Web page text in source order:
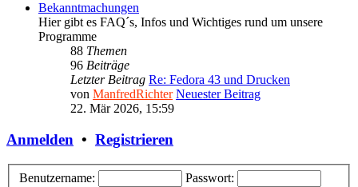
Bekanntmachungen
Hier gibt es FAQ´s, Infos und Wichtiges rund um unsere
Programme
88 Themen
96 Beiträge
Letzter Beitrag Re: Fedora 43 und Drucken
von ManfredRichter Neuester Beitrag
22. Mär 2026, 15:59
Anmelden • Registrieren
Benutzername:
Passwort: